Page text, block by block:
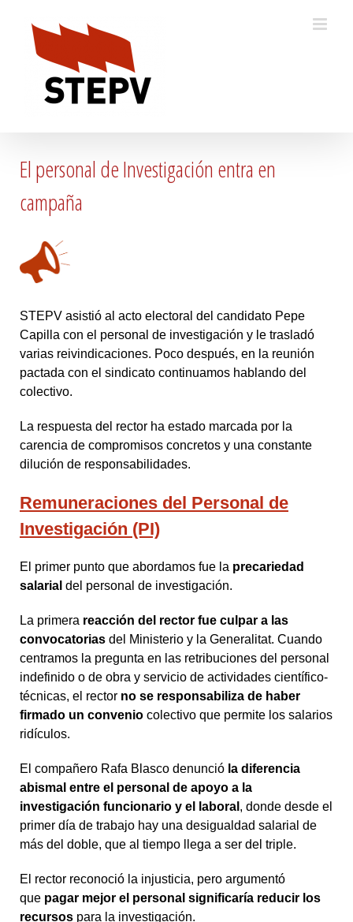
content
El personal de Investigación entra en
campaña
STEPV asistió al acto electoral del candidato Pepe
Capilla con el personal de investigación y le trasladó
varias reivindicaciones. Poco después, en la reunión
pactada con el sindicato continuamos hablando del
colectivo.
La respuesta del rector ha estado marcada por la
carencia de compromisos concretos y una constante
dilución de responsabilidades.
Remuneraciones del Personal de
Investigación (PI)
El primer punto que abordamos fue la precariedad
salarial del personal de investigación.
La primera reacción del rector fue culpar a las
convocatorias del Ministerio y la Generalitat. Cuando
centramos la pregunta en las retribuciones del personal
indefinido o de obra y servicio de actividades científico-
técnicas, el rector no se responsabiliza de haber
firmado un convenio colectivo que permite los salarios
ridículos.
El compañero Rafa Blasco denunció la diferencia
abismal entre el personal de apoyo a la
investigación funcionario y el laboral , donde desde el
primer día de trabajo hay una desigualdad salarial de
más del doble, que al tiempo llega a ser del triple.
El rector reconoció la injusticia, pero argumentó
que pagar mejor el personal significaría reducir los
recursos para la investigación.